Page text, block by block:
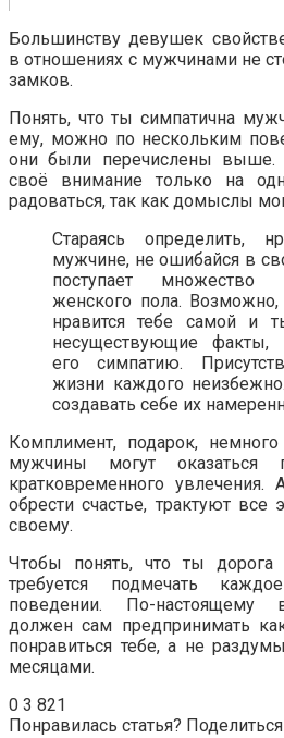
Большинству девушек
в отношениях с мужчинами не
замков.
Понять, что ты симпатична
ему, можно по нескольким
они были перечислены выше.
своё внимание только на
радоваться, так как домыслы
Стараясь определить,
мужчине, не ошибайся в
поступает множество
женского пола.
нравится тебе самой и
несуществующие
его симпатию.
жизни каждого
создавать себе их
Комплимент, подарок,
мужчины могут оказаться
кратковременного
обрести счастье, трактуют все
своему.
Чтобы понять, что ты
требуется подмечать
поведении. По-настоящему
должен сам предпринимать
понравиться тебе, а не
месяцами.
0 3 821
Понравилась статья?